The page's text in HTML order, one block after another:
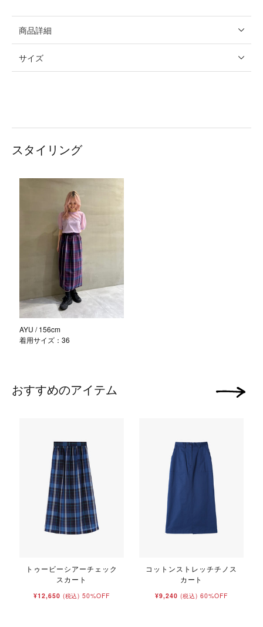
商品詳細
サイズ
スタイリング
AYU / 156cm
着用サイズ：36
おすすめのアイテム
トゥービーシアーチェック
スカート
¥12,650 (税込) 50%OFF
コットンストレッチチノス
カート
¥9,240 (税込) 60%OFF
次の画像